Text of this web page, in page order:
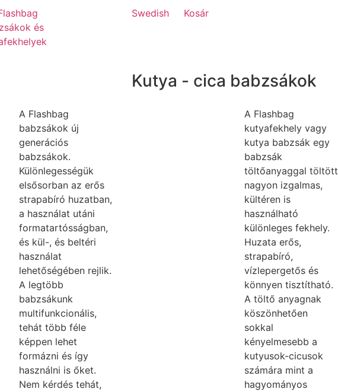
Swedish Kosár
A Flashbag
babzsákok új
generációs
babzsákok.
Különlegességük
elsősorban az erős
strapabíró huzatban,
a használat utáni
formatartósságban,
és kül-, és beltéri
használat
lehetőségében rejlik.
A legtöbb
babzsákunk
multifunkcionális,
tehát több féle
képpen lehet
formázni és így
használni is őket.
Nem kérdés tehát,
Kutya - cica babzsákok
A Flashbag
kutyafekhely vagy
kutya babzsák egy
babzsák
töltőanyaggal töltött
nagyon izgalmas,
kültéren is
használható
különleges fekhely.
Huzata erős,
strapabíró,
vízlepergetős és
könnyen tisztítható.
A töltő anyagnak
köszönhetően
sokkal
kényelmesebb a
kutyusok-cicusok
számára mint a
hagyományos